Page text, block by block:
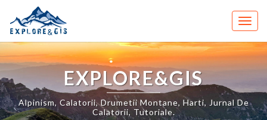
content
EXPLORE&GIS
Alpinism, Calatorii, Drumetii Montane, Harti, Jurnal De
Calatorii, Tutoriale.